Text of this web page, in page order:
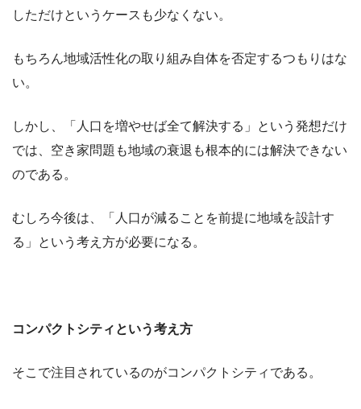
しただけというケースも少なくない。
もちろん地域活性化の取り組み自体を否定するつもりはな
い。
しかし、「人口を増やせば全て解決する」という発想だけ
では、空き家問題も地域の衰退も根本的には解決できない
のである。
むしろ今後は、「人口が減ることを前提に地域を設計す
る」という考え方が必要になる。
コンパクトシティという考え方
そこで注目されているのがコンパクトシティである。